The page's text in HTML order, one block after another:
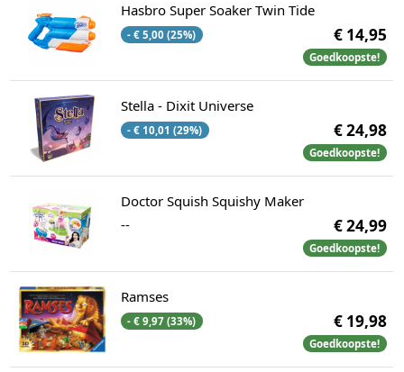
Hasbro Super Soaker Twin Tide
- € 5,00 (25%) € 14,95
Goedkoopste!
Stella - Dixit Universe
- € 10,01 (29%) € 24,98
Goedkoopste!
Doctor Squish Squishy Maker
--
€ 24,99
Goedkoopste!
Ramses
- € 9,97 (33%) € 19,98
Goedkoopste!